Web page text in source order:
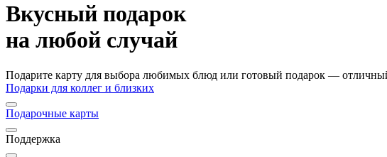
Вкусный подарок
на любой случай
Подарите карту для выбора любимых блюд или готовый подарок — отличный
Подарки для коллег и близких
Подарочные карты
Поддержка